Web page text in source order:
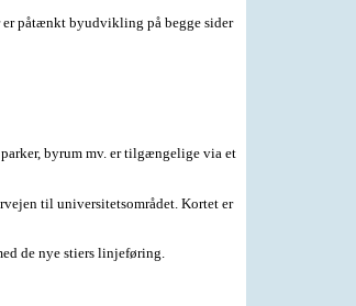
er påtænkt byudvikling på begge sider
byrum mv. er tilgængelige via et
til universitetsområdet. Kortet er
de nye stiers linjeføring.